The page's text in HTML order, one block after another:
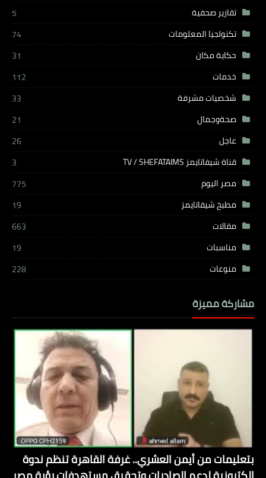
تقارير صحفية
5
تكنولجيا المعلومات
74
حكاية مكان
31
خدمات
112
شخصيات مشرفة
33
صحةوجمال
21
عاجل
26
قناة شيفاتايمز TV / SHEFATAIMS
3
مصر اليوم
775
مطبخ شيفاتايمز
19
مقالات
663
مناسبات
19
منوعات
228
مشاركة مميزة
بتعليمات من أيمن العشري.. غرفة القاهرة تنظم ندوة